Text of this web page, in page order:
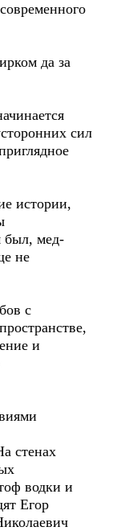
да за
сил
истории,
был, мед-
не
с
и
стенах
водки и
Егор